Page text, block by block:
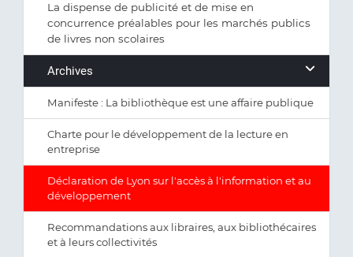
La dispense de publicité et de mise en
concurrence préalables pour les marchés publics
de livres non scolaires
Archives
Manifeste : La bibliothèque est une affaire publique
Charte pour le développement de la lecture en
entreprise
Déclaration de Lyon sur l'accès à l'information et au
développement
Recommandations aux libraires, aux bibliothécaires
et à leurs collectivités